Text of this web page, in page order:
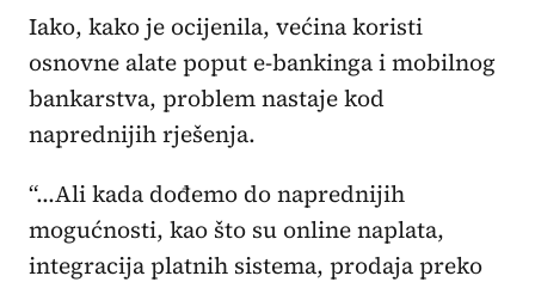
Iako, kako je ocijenila, većina koristi
osnovne alate poput e-bankinga i mobilnog
bankarstva, problem nastaje kod
naprednijih rješenja.
“…Ali kada dođemo do naprednijih
mogućnosti, kao što su online naplata,
integracija platnih sistema, prodaja preko